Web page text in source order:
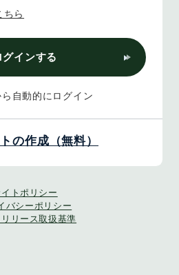
ちら
グインする
ら自動的にログイン
の作成（無料）
トポリシー
バシーポリシー
リース取扱基準